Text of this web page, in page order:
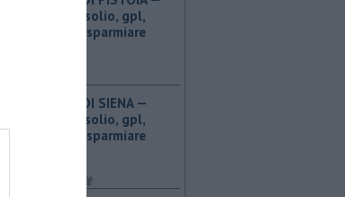
Benzina, gasolio, gpl,
ecco dove risparmiare
PROVINCIA DI SIENA — ​
Benzina, gasolio, gpl,
ecco dove risparmiare